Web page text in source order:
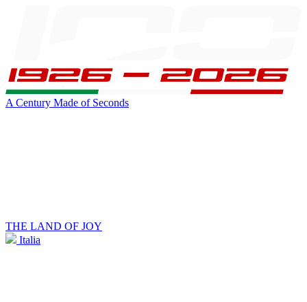
A Century Made of Seconds
THE LAND OF JOY
Italia